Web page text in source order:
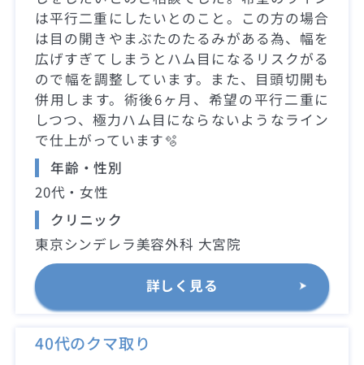
は平行二重にしたいとのこと。この方の場合
は目の開きやまぶたのたるみがある為、幅を
広げすぎてしまうとハム目になるリスクがる
ので幅を調整しています。また、目頭切開も
併用します。術後6ヶ月、希望の平行二重に
しつつ、極力ハム目にならないようなライン
で仕上がっています🫧
年齢・性別
20代・女性
クリニック
東京シンデレラ美容外科 大宮院
詳しく見る
40代のクマ取り